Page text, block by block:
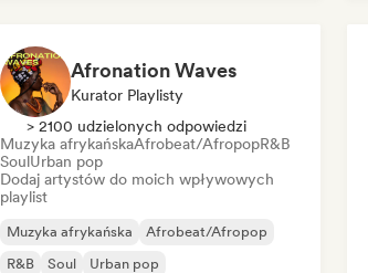
Afronation Waves
Kurator Playlisty
> 2100 udzielonych odpowiedzi
Muzyka afrykańskaAfrobeat/AfropopR&B
SoulUrban pop
Dodaj artystów do moich wpływowych
playlist
Muzyka afrykańska
Afrobeat/Afropop
R&B
Soul Urban pop